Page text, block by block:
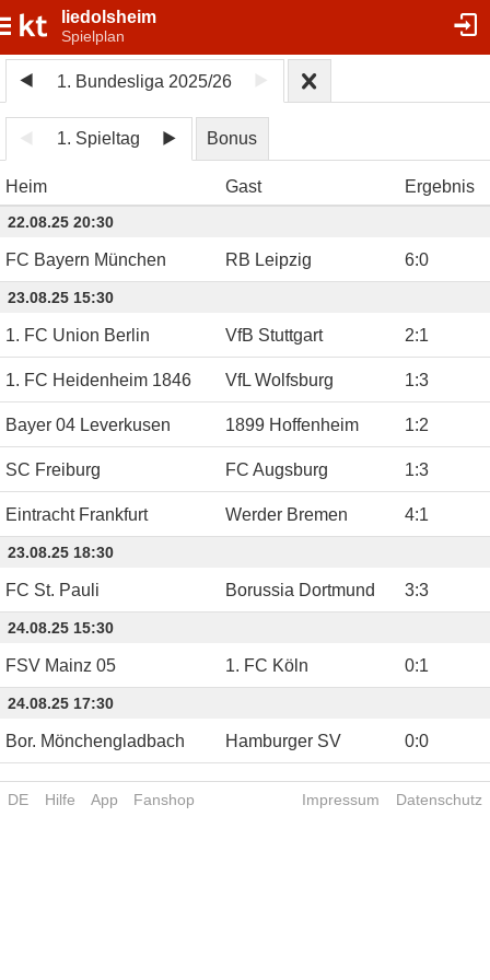
liedolsheim
Spielplan
1. Bundesliga 2025/26
1. Spieltag Bonus
Heim Gast Ergebnis
22.08.25 20:30
FC Bayern München RB Leipzig 6:0
23.08.25 15:30
1. FC Union Berlin VfB Stuttgart 2:1
1. FC Heidenheim 1846 VfL Wolfsburg 1:3
Bayer 04 Leverkusen 1899 Hoffenheim 1:2
SC Freiburg FC Augsburg 1:3
Eintracht Frankfurt Werder Bremen 4:1
23.08.25 18:30
FC St. Pauli Borussia Dortmund 3:3
24.08.25 15:30
FSV Mainz 05 1. FC Köln 0:1
24.08.25 17:30
Bor. Mönchengladbach Hamburger SV 0:0
DE Hilfe App Fanshop Impressum Datenschutz